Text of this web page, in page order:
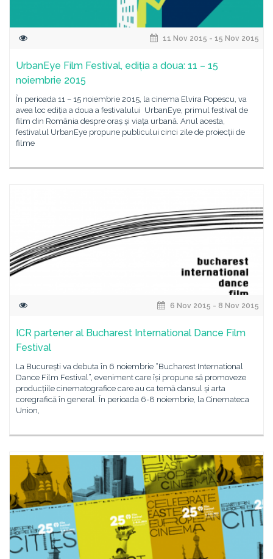
11 Nov 2015 - 15 Nov 2015
UrbanEye Film Festival, ediția a doua: 11 – 15
noiembrie 2015
În perioada 11 – 15 noiembrie 2015, la cinema Elvira Popescu, va
avea loc ediția a doua a festivalului UrbanEye, primul festival de
film din România despre oraș și viața urbană. Anul acesta,
festivalul UrbanEye propune publicului cinci zile de proiecții de
filme
6 Nov 2015 - 8 Nov 2015
ICR partener al Bucharest International Dance Film
Festival
La București va debuta în 6 noiembrie “Bucharest International
Dance Film Festival”, eveniment care își propune să promoveze
producțiile cinematografice care au ca temă dansul și arta
coregrafică în general. În perioada 6-8 noiembrie, la Cinemateca
Union,